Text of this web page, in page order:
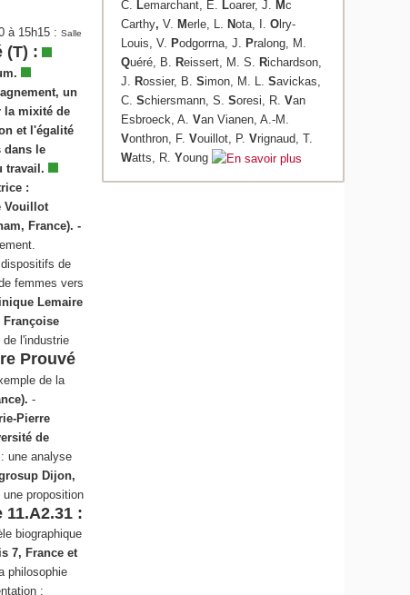
à 15h15 :Salle
(T) :
un
la mixité de
et l'égalité
dans le
travail.
:
Vouillot
France). -
de
femmes vers
Lemaire
Françoise
de l'industrie
Prouvé
de la
-
Pierre
de
une analyse
Dijon,
une proposition
11.A2.31 :
biographique
7, France et
philosophie
:
C. Lemarchant, E. Loarer, J. Mc
Carthy, V. Merle, L. Nota, I.O lry-
Louis, V. Podgorrna, J. Pralong, M.
Quéré, B. Reissert, M. S. Richardson,
J. Rossier, B.Simon, M. L.Savickas,
C.Schiersmann, S.Soresi, R.Van
Esbroeck, A.Van Vianen, A.-M.
Vonthron, F.Vouillot, P.Vrignaud, T.
Watts, R.Young